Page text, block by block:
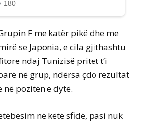
F me katër pikë dhe me
se Japonia, e cila gjithashtu
ndaj Tunizisë pritet t’i
në grup, ndërsa çdo rezultat
pozitën e dytë.
në këtë sfidë, pasi nuk